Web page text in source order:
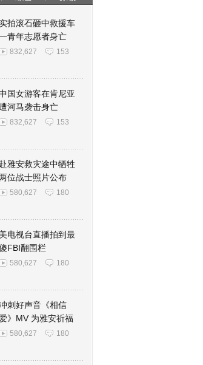
实拍滚石砸中救援车
青年志愿者身亡
832,627 153
国女游客在肯尼亚
河马袭击身亡
832,627 153
赴雅安救灾途中牺牲
位战士照片公布
580,627 180
美电视台直播拍到最
FBI翻围栏
580,627 180
刺好声音《相信
》MV 为雅安祈福
580,627 180